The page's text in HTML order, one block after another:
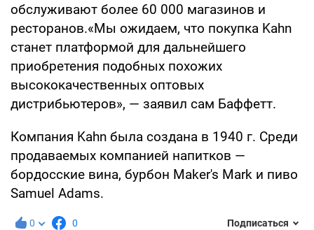
обслуживают более 60 000 магазинов и
ресторанов.«Мы ожидаем, что покупка Kahn
станет платформой для дальнейшего
приобретения подобных похожих
высококачественных оптовых
дистрибьютеров», — заявил сам Баффетт.
Компания Kahn была создана в 1940 г. Среди
продаваемых компанией напитков —
бордосские вина, бурбон Maker's Mark и пиво
Samuel Adams.
0 0 Подписаться